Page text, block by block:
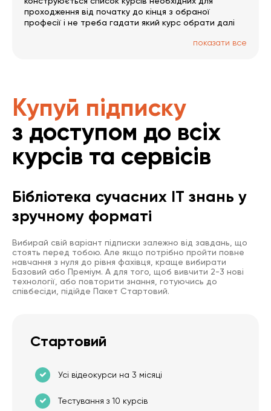
проходження від початку до кінця з обраної
професії і не треба гадати який курс обрати далі
показати все
Купуй підписку
з доступом до всіх
курсів та сервісів
Бібліотека сучасних IT знань у
зручному форматі
Вибирай свій варіант підписки залежно від завдань, що
стоять перед тобою. Але якщо потрібно пройти повне
навчання з нуля до рівня фахівця, краще вибирати
Базовий або Преміум. А для того, щоб вивчити 2-3 нові
технології, або повторити знання, готуючись до
співбесіди, підійде Пакет Стартовий.
Стартовий
Усі відеокурси на 3 місяці
Тестування з 10 курсів